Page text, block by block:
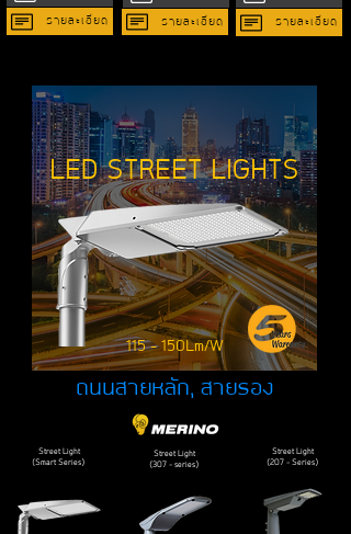
รายละเอียด รายละเอียด รายละเอียด
LED STREET LIGHTS
115 - 150Lm/W
ถนนสายหลัก, สายรอง
Street Light
(Smart Series)
Street Light
(307 - series)
Street Light
(207 - Series)